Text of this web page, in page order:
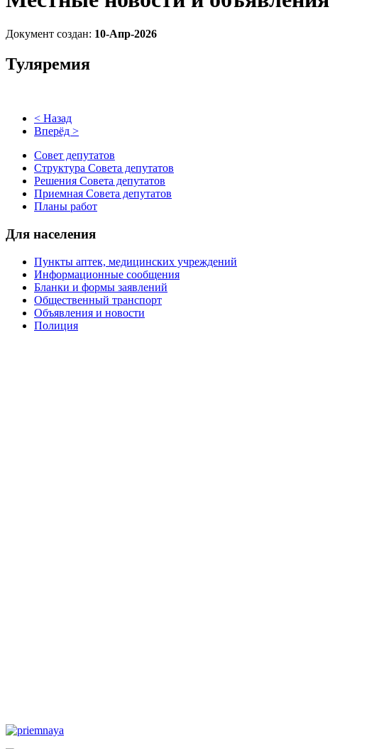
Документ создан: 10-Апр-2026
Туляремия
< Назад
Вперёд >
Совет депутатов
Структура Совета депутатов
Решения Совета депутатов
Приемная Совета депутатов
Планы работ
Для населения
Пункты аптек, медицинских учреждений
Информационные сообщения
Бланки и формы заявлений
Общественный транспорт
Объявления и новости
Полиция